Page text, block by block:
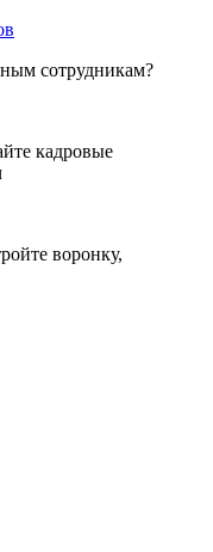
сотрудникам?
кадровые
воронку,